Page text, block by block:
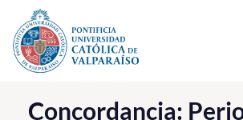
Click acá para ir directamente al contenido
La Universidad
Concordancia: